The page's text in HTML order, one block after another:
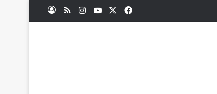
فيسبوك يوتيوبانستقرامملخص الموقع RSS